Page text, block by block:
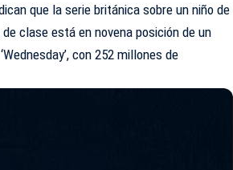
que la serie británica sobre un niño de
clase está en novena posición de un
con 252 millones de